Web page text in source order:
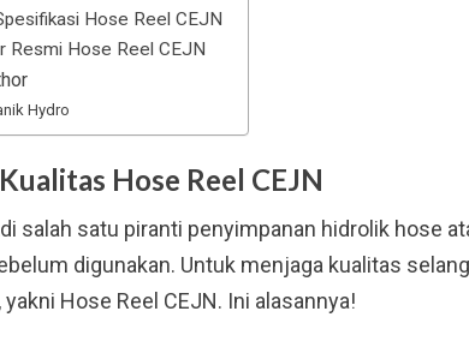
Hose Reel CEJN
Resmi Hose Reel CEJN
Hydro
Hose Reel CEJN
salah satu piranti penyimpanan hidrolik hose
digunakan. Untuk menjaga kualitas
Hose Reel CEJN. Ini alasannya!